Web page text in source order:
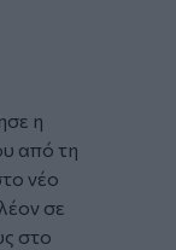
η
από τη
νέο
σε
στο